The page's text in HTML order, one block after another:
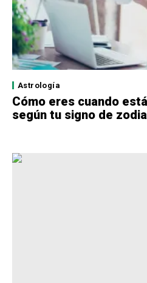
Astrología
Cómo eres cuando
según tu signo de